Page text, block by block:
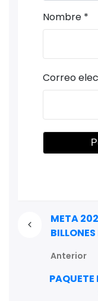
Nombre *
Correo
META
BILLONES
Anterior